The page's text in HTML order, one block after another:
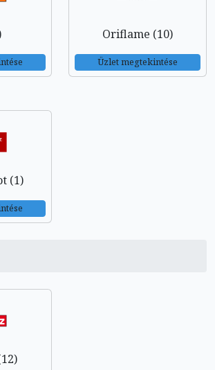
Oriflame (10)
Üzlet megtekintése
(1)